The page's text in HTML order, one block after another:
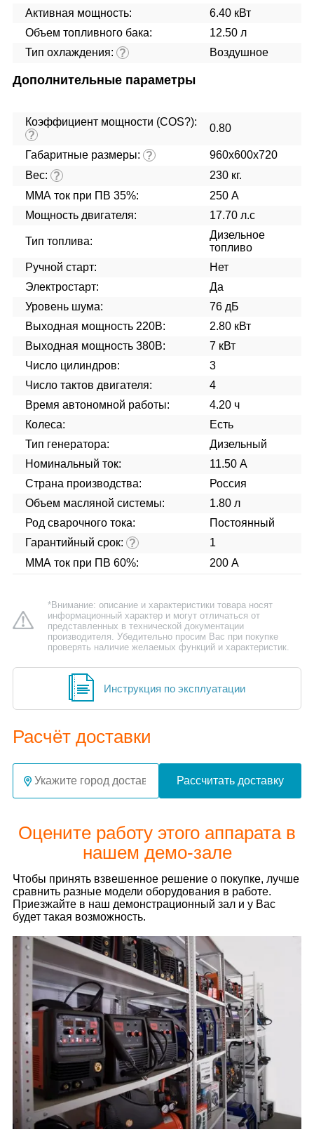
Активная мощность:
6.40 кВт
Объем топливного бака:
12.50 л
Тип охлаждения: ? Воздушное
Дополнительные параметры
Коэффициент мощности (COS?):
?
0.80
Габаритные размеры: ?
960x600x720
Вес: ?
230 кг.
ММА ток при ПВ 35%:
250 А
Мощность двигателя:
17.70 л.с
Тип топлива:
Дизельное
топливо
Ручной старт:
Нет
Электростарт:
Да
Уровень шума:
76 дБ
Выходная мощность 220В:
2.80 кВт
Выходная мощность 380В:
7 кВт
Число цилиндров:
3
Число тактов двигателя:
4
Время автономной работы:
4.20 ч
Колеса:
Есть
Тип генератора:
Дизельный
Номинальный ток:
11.50 А
Страна производства:
Россия
Объем масляной системы:
1.80 л
Род сварочного тока:
Постоянный
Гарантийный срок: ?
1
ММА ток при ПВ 60%:
200 А
*Внимание: описание и характеристики товара носят
информационный характер и могут отличаться от
представленных в технической документации
производителя. Убедительно просим Вас при покупке
проверять наличие желаемых функций и характеристик.
Инструкция по эксплуатации
Расчёт доставки
Рассчитать доставку
Оцените работу этого аппарата в
нашем демо-зале
Чтобы принять взвешенное решение о покупке, лучше
сравнить разные модели оборудования в работе.
Приезжайте в наш демонстрационный зал и у Вас
будет такая возможность.